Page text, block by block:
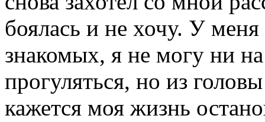
боялась и не хочу. У
знакомых, я не могу ни
прогуляться, но из
кажется моя жизнь